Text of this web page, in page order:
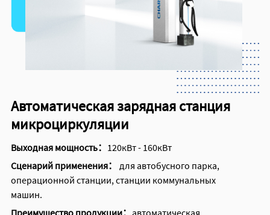
Автоматическая зарядная станция
микроциркуляции
Выходная мощность： 120кВт - 160кВт
Сценарий применения：
для автобусного парка,
операционной станции, станции коммунальных
машин.